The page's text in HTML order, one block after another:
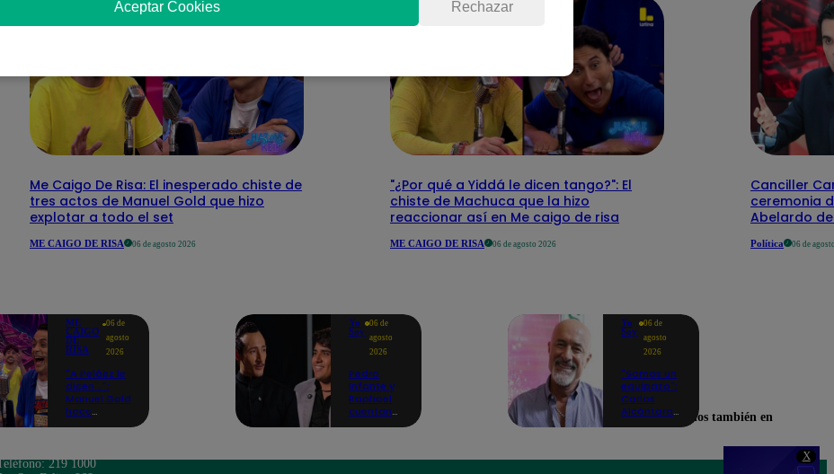
X
Me Caigo De Risa: El inesperado chiste de
tres actos de Manuel Gold que hizo
explotar a todo el set
ME CAIGO DE RISA 06 de agosto 2026
"¿Por qué a Yiddá le dicen tango?": El
chiste de Machuca que la hizo
reaccionar así en Me caigo de risa
ME CAIGO DE RISA 06 de agosto 2026
Canciller
ceremonia
Abelardo
Política 06 de
ME
CAIGO
DE
RISA
06 de
agosto
2026
"A Peláez le
dicen...":
Manuel Gold
hace
de contar el
Yo
Soy
06 de
agosto
2026
Pedro
Infante y
Raphael
cuentan
vida en
Yo
Soy
06 de
agosto
2026
"Somos un
equipazo":
Carlos
Alcántara
nueva
Aceptar Cookies Rechazar
Encuéntranos también en
219 1000